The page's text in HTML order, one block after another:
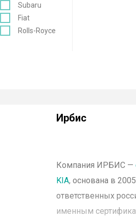
Subaru
Fiat
Rolls-Royce
Ирбис
Компания ИРБИС —
KIA, основана в
ответственных
именным